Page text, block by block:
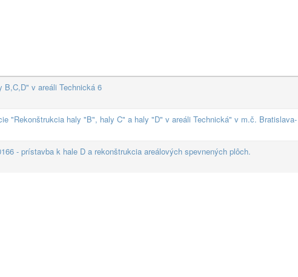
B,C,D" v areáli Technická 6
"Rekonštrukcia haly "B", haly C" a haly "D" v areáli Technická" v m.č. Bratislava-
- prístavba k hale D a rekonštrukcia areálových spevnených plôch.